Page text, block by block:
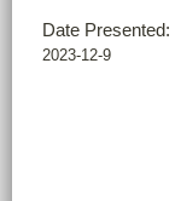
Date Presented:
2023-12-9